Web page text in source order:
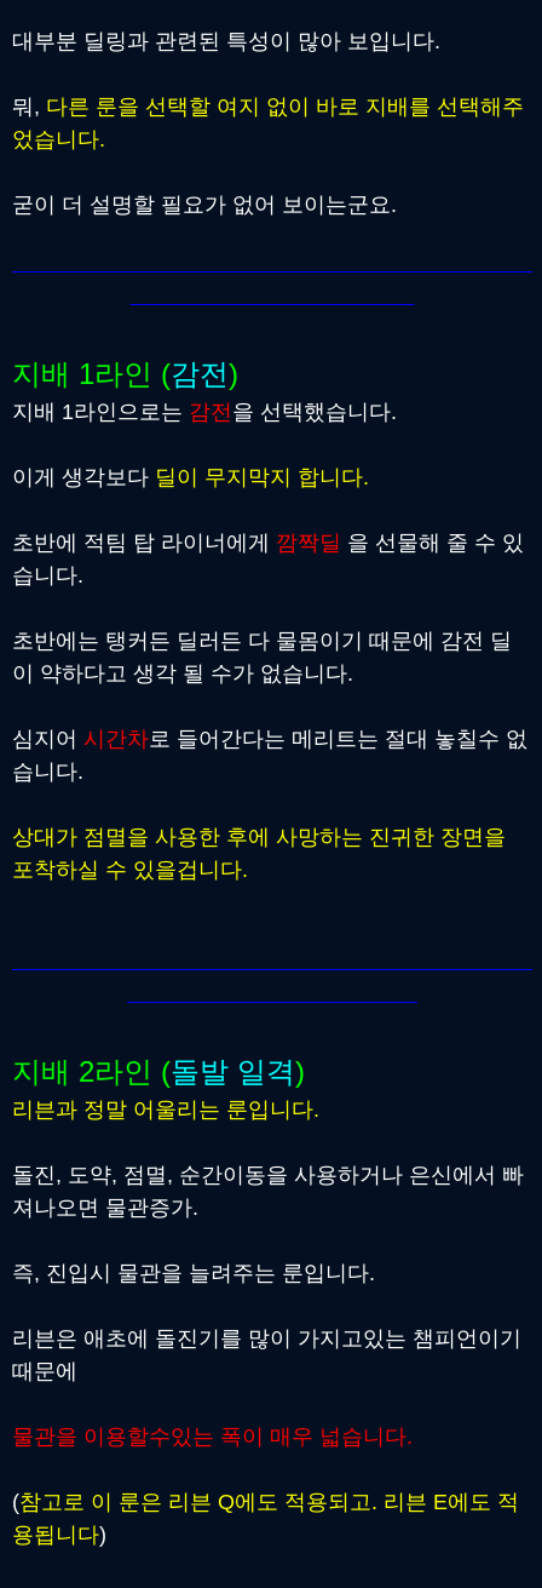
대부분 딜링과 관련된 특성이 많아 보입니다.
뭐, 다른 룬을 선택할 여지 없이 바로 지배를 선택해주
었습니다.
굳이 더 설명할 필요가 없어 보이는군요.
지배 1라인 (감전)
지배 1라인으로는 감전을 선택했습니다.
이게 생각보다 딜이 무지막지 합니다.
초반에 적팀 탑 라이너에게 깜짝딜 을 선물해 줄 수 있
습니다.
초반에는 탱커든 딜러든 다 물몸이기 때문에 감전 딜
이 약하다고 생각 될 수가 없습니다.
심지어 시간차로 들어간다는 메리트는 절대 놓칠수 없
습니다.
상대가 점멸을 사용한 후에 사망하는 진귀한 장면을
포착하실 수 있을겁니다.
지배 2라인 (돌발 일격)
리븐과 정말 어울리는 룬입니다.
돌진, 도약, 점멸, 순간이동을 사용하거나 은신에서 빠
져나오면 물관증가.
즉, 진입시 물관을 늘려주는 룬입니다.
리븐은 애초에 돌진기를 많이 가지고있는 챔피언이기
때문에
물관을 이용할수있는 폭이 매우 넓습니다.
(참고로 이 룬은 리븐 Q에도 적용되고. 리븐 E에도 적
용됩니다)